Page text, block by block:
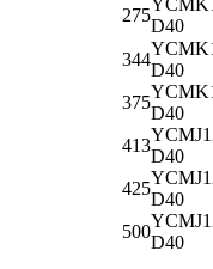
275
D40
344
D40
375
D40
413
D40
425
D40
500
D40